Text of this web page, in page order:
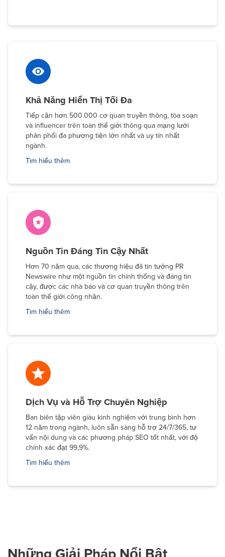
Khả Năng Hiển Thị Tối Đa
Tiếp cận hơn 500.000 cơ quan truyền thông, tòa soạn
và influencer trên toàn thế giới thông qua mạng lưới
phân phối đa phương tiện lớn nhất và uy tín nhất
ngành.
Tìm hiểu thêm
Nguồn Tin Đáng Tin Cậy Nhất
Hơn 70 năm qua, các thương hiệu đã tin tưởng PR
Newswire như một nguồn tin chính thống và đáng tin
cậy, được các nhà báo và cơ quan truyền thông trên
toàn thế giới công nhận.
Tìm hiểu thêm
Dịch Vụ và Hỗ Trợ Chuyên Nghiệp
Ban biên tập viên giàu kinh nghiệm với trung bình hơn
12 năm trong ngành, luôn sẵn sàng hỗ trợ 24/7/365, tư
vấn nội dung và các phương pháp SEO tốt nhất, với độ
chính xác đạt 99,9%.
Tìm hiểu thêm